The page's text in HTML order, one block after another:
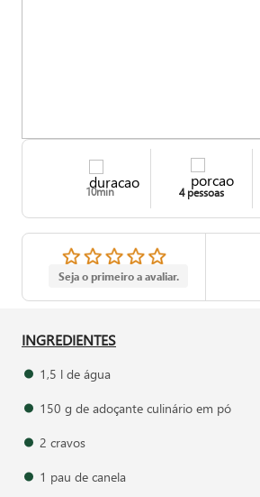
10min 4 pessoas
Seja o primeiro a avaliar.
INGREDIENTES
1,5 l de água
150 g de adoçante culinário em pó
2 cravos
1 pau de canela